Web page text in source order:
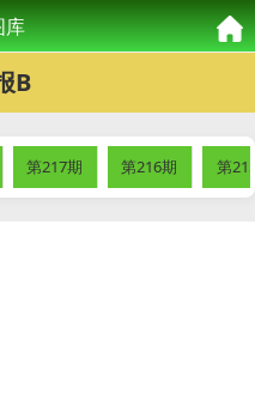
库
B
第217期 第216期 第